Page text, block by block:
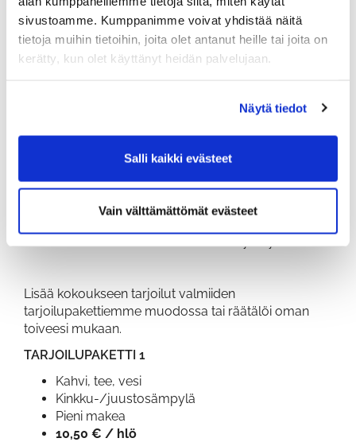
sivustoamme. Kumppanimme voivat yhdistää näitä
tietoja muihin tietoihin, joita olet antanut heille tai joita on
kerätty, kun olet käyttänyt heidän palvelujaan.
Näytä tiedot
Salli kaikki evästeet
Vain välttämättömät evästeet
sisältää videotykin, pienoiskeittiön ja wc-tilat.
Kokousten yhteyteen on mahdollista tilata
kokoustarjoilut ravintolan kautta.
Aamupäivän kokouksen jälkeen mikäs sen
golfia tai golfiin perehtyminen harjoitusalueilla
golfopettajan johdolla. Kierroksen jälkeen
mahdollisuus siistiytymiseen saunatiloissa ja päivän
päätteeksi yhteisruokailu tilauksenne mukaisesti.
KOKOUSTILAN HINNASTO
48 € / tunti
Lisää kokoukseen tarjoilut valmiiden
tarjoilupakettiemme muodossa tai räätälöi oman
toiveesi mukaan.
TARJOILUPAKETTI 1
Kahvi, tee, vesi
Kinkku-/juustosämpylä
Pieni makea
10,50 € / hlö